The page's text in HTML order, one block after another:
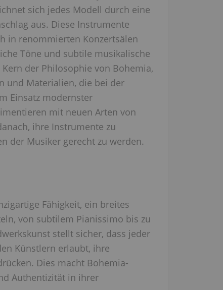
sich jedes Modell durch eine
aus. Diese Instrumente
in renommierten Konzertsälen
Töne und subtile musikalische
der Philosophie von Bohemia,
und Materialien, die bei der
Einsatz modernster
mit neuen Arten von
ihre Instrumente zu
der Musiker gerecht zu werden.
Fähigkeit, ein breites
von subtilem Pianissimo bis zu
stellt sicher, dass jeder
Künstlern erlaubt, ihre
Dies macht Bohemia-
Authentizität in ihrer